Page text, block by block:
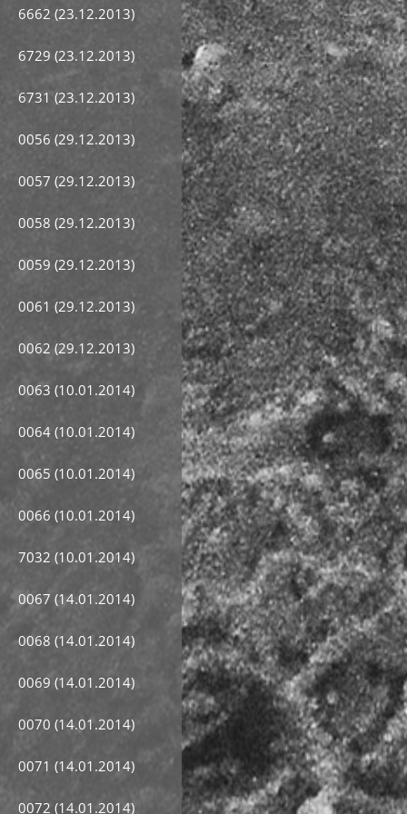
6662 (23.12.2013)
6729 (23.12.2013)
6731 (23.12.2013)
0056 (29.12.2013)
0057 (29.12.2013)
0058 (29.12.2013)
0059 (29.12.2013)
0061 (29.12.2013)
0062 (29.12.2013)
0063 (10.01.2014)
0064 (10.01.2014)
0065 (10.01.2014)
0066 (10.01.2014)
7032 (10.01.2014)
0067 (14.01.2014)
0068 (14.01.2014)
0069 (14.01.2014)
0070 (14.01.2014)
0071 (14.01.2014)
0072 (14.01.2014)